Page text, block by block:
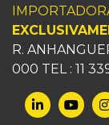
R.
000 TEL : 11